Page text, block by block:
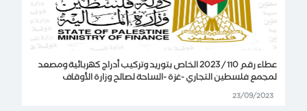
عطاء رقم 110 / 2023 الخاص بتوريد وتركيب أدراج كهربائية ومصعد
لمجمع فلسطين التجاري -غزة -الساحة لصالح وزارة الأوقاف
23/09/2023